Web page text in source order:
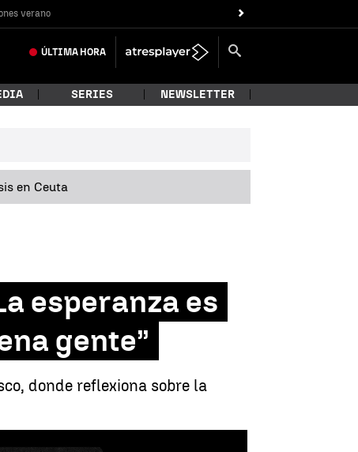
verano
ÚLTIMA HORA
SERIES NEWSLETTER
en Ceuta
esperanza es
gente”
donde reflexiona sobre la